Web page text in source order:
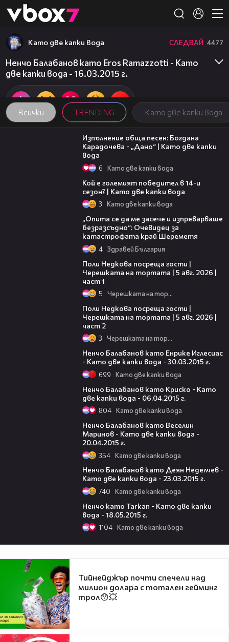
👾
Всички TRENDING Като две капки вода
Като две капки вода СЛЕДВАЙ 4477
Ненчо Балабанов като Eros Ramazzotti - Като
две капки вода - 16.03.2015 г.
02:36
Изпълнение обща песен: Богдана
Карадочева - „Дано“ | Като две капки
вода
6 Като две капки вода
Кой е големият победител в 14-и
сезон? | Като две капки вода
3 Като две капки вода
„Опита се да ме засече и изпреварваше
безразсъдно“: Очевидец за
катастрофата край Шереметя
4 Здравей България
Поли Недкова посреща гости |
Черешката на тортата | 5 авг. 2026 |
част 1
5 Черешката на тортата
Поли Недкова посреща гости |
Черешката на тортата | 5 авг. 2026 |
част 2
3 Черешката на тортата
Ненчо Балабанов като Енрике Иглесиас
- Като две капки вода - 30.03.2015 г.
699 Като две капки вода
Ненчо Балабанов като Криско - Като
две капки вода - 06.04.2015 г.
804 Като две капки вода
Ненчо Балабанов като Веселин
Маринов - Като две капки вода -
20.04.2015 г.
354 Като две капки вода
Ненчо Балабанов като Деян Неделчев -
Като две капки вода - 23.03.2015 г.
740 Като две капки вода
Ненчо като Tarkan - Като две капки
вода - 18.05.2015 г.
1104 Като две капки вода
Тийнейджър почти спечели над
милион долара с тотален гейминг
трол😯💥